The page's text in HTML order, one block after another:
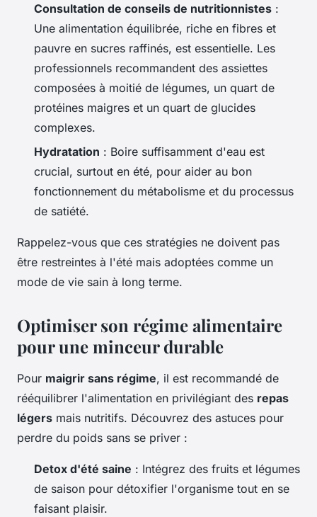
Consultation de conseils de nutritionnistes :
Une alimentation équilibrée, riche en fibres et
pauvre en sucres raffinés, est essentielle. Les
professionnels recommandent des assiettes
composées à moitié de légumes, un quart de
protéines maigres et un quart de glucides
complexes.
Hydratation : Boire suffisamment d'eau est
crucial, surtout en été, pour aider au bon
fonctionnement du métabolisme et du processus
de satiété.
Rappelez-vous que ces stratégies ne doivent pas
être restreintes à l'été mais adoptées comme un
mode de vie sain à long terme.
Optimiser son régime alimentaire
pour une minceur durable
Pour maigrir sans régime, il est recommandé de
rééquilibrer l'alimentation en privilégiant des repas
légers mais nutritifs. Découvrez des astuces pour
perdre du poids sans se priver :
Detox d'été saine : Intégrez des fruits et légumes
de saison pour détoxifier l'organisme tout en se
faisant plaisir.